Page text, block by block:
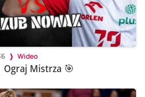
Wideo
Ograj Mistrza 🎯